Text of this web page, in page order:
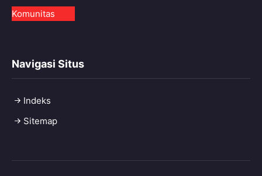
Komunitas
Navigasi Situs
Indeks
Sitemap